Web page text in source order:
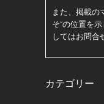
また、掲載の
そ”の位置を
してはお問合
カテゴリー